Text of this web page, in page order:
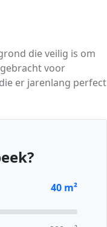
die veilig is om
voor
er jarenlang perfect
40 m²